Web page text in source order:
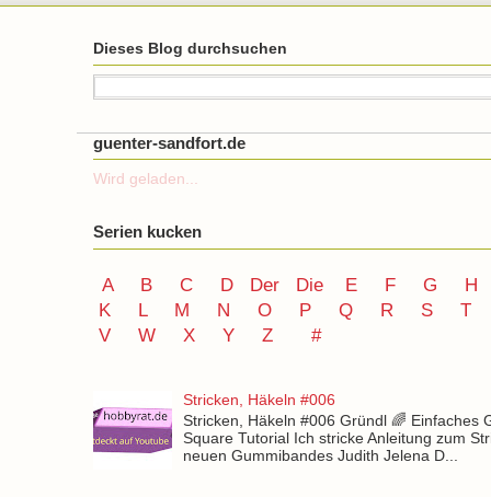
Dieses Blog durchsuchen
guenter-sandfort.de
Wird geladen...
Serien kucken
A B C D Der Die E F G
H
K
L M N O P Q R S
T
V
W X Y Z #
Stricken, Häkeln #006
Stricken, Häkeln #006 Gründl 🌈 Einfaches
Square Tutorial Ich stricke Anleitung zum
neuen Gummibandes Judith Jelena D...